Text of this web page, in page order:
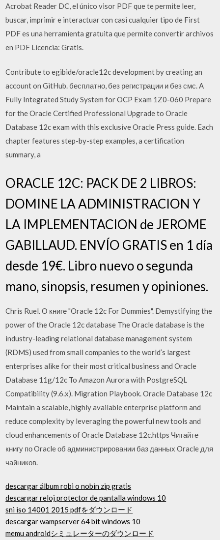
Acrobat Reader DC, el único visor PDF que te permite leer,
buscar, imprimir e interactuar con casi cualquier tipo de First
PDF es una herramienta gratuita que permite convertir archivos
en PDF Licencia: Gratis.
Contribute to egibide/oracle12c development by creating an
account on GitHub. бесплатно, без регистрации и без смс. A
Fully Integrated Study System for OCP Exam 1Z0-060 Prepare
for the Oracle Certified Professional Upgrade to Oracle
Database 12c exam with this exclusive Oracle Press guide. Each
chapter features step-by-step examples, a certification
summary, a
ORACLE 12C: PACK DE 2 LIBROS:
DOMINE LA ADMINISTRACION Y
LA IMPLEMENTACION de JEROME
GABILLAUD. ENVÍO GRATIS en 1 día
desde 19€. Libro nuevo o segunda
mano, sinopsis, resumen y opiniones.
Chris Ruel. О книге "Oracle 12c For Dummies". Demystifying the
power of the Oracle 12c database The Oracle database is the
industry-leading relational database management system
(RDMS) used from small companies to the world’s largest
enterprises alike for their most critical business and Oracle
Database 11g/12c To Amazon Aurora with PostgreSQL
Compatibility (9.6.x). Migration Playbook. Oracle Database 12c
Maintain a scalable, highly available enterprise platform and
reduce complexity by leveraging the powerful new tools and
cloud enhancements of Oracle Database 12c.https Читайте
книгу по Oracle об администрировании баз данных Oracle для
чайников.
descargar álbum robi o nobin zip gratis
descargar reloj protector de pantalla windows 10
sni iso 14001 2015 pdfをダウンロード
descargar wampserver 64 bit windows 10
memu androidシミュレーターのダウンロード